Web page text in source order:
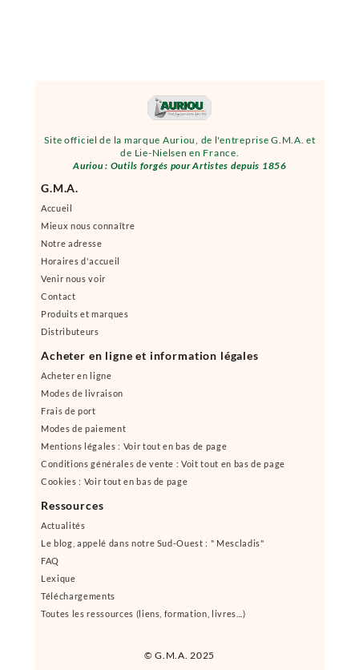
© G.M.A. 2025
Site officiel de la marque Auriou, de l'entreprise G.M.A. et
de Lie-Nielsen en France.
Auriou : Outils forgés pour Artistes depuis 1856
G.M.A.
Accueil
Mieux nous connaître
Notre adresse
Horaires d'accueil
Venir nous voir
Contact
Produits et marques
Distributeurs
Acheter en ligne et information légales
Acheter en ligne
Modes de livraison
Frais de port
Modes de paiement
Mentions légales : Voir tout en bas de page
Conditions générales de vente : Voit tout en bas de page
Cookies : Voir tout en bas de page
Ressources
Actualités
Le blog, appelé dans notre Sud-Ouest : " Mescladis"
FAQ
Lexique
Téléchargements
Toutes les ressources (liens, formation, livres...)